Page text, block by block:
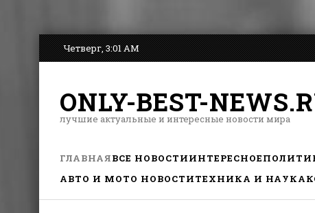
Четверг, 3:01 AM
ONLY-BEST-
лучшие актуальные и интересные новости мира
ГЛАВНАЯВСЕ НОВОСТИИНТЕРЕСНОЕ
АВТО И МОТО НОВОСТИТЕХНИКА И НАУКА